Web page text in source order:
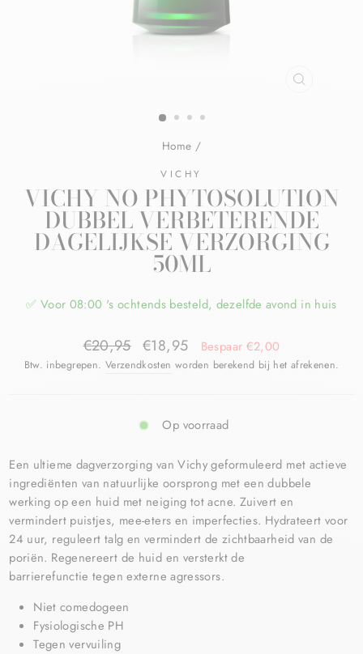
Home /
VICHY
VICHY NO PHYTOSOLUTION
DUBBEL VERBETERENDE
DAGELIJKSE VERZORGING
50ML
✅ Voor 08:00 's ochtends besteld, dezelfde avond in huis
€20,95 €18,95 Bespaar €2,00
Btw. inbegrepen. Verzendkosten worden berekend bij het afrekenen.
Op voorraad
Een ultieme dagverzorging van Vichy geformuleerd met actieve
ingrediënten van natuurlijke oorsprong met een dubbele
werking op een huid met neiging tot acne. Zuivert en
vermindert puistjes, mee-eters en imperfecties. Hydrateert voor
24 uur, reguleert talg en vermindert de zichtbaarheid van de
poriën. Regenereert de huid en versterkt de
barrierefunctie tegen externe agressors.
Niet comedogeen
Fysiologische PH
Tegen vervuiling